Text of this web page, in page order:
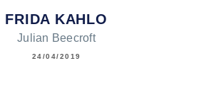
FRIDA KAHLO
Julian Beecroft
24/04/2019